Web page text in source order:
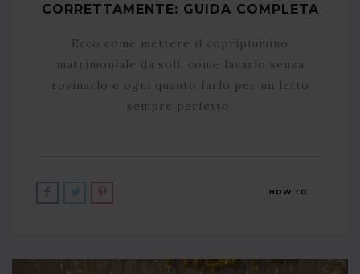
CORRETTAMENTE: GUIDA COMPLETA
Ecco come mettere il copripiumino
matrimoniale da soli, come lavarlo senza
rovinarlo e ogni quanto farlo per un letto
sempre perfetto.
HOW TO